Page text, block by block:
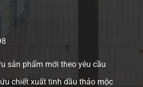
sản phẩm mới theo yêu cầu
chiết xuất tinh dầu thảo mộc